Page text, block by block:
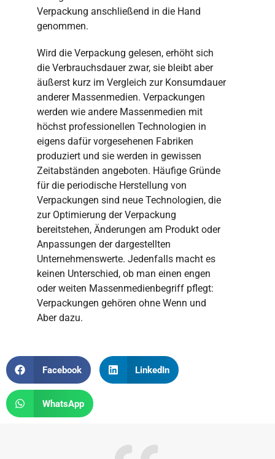
Verpackung anschließend in die Hand
genommen.
Wird die Verpackung gelesen, erhöht sich
die Verbrauchsdauer zwar, sie bleibt aber
äußerst kurz im Vergleich zur Konsumdauer
anderer Massenmedien. Verpackungen
werden wie andere Massenmedien mit
höchst professionellen Technologien in
eigens dafür vorgesehenen Fabriken
produziert und sie werden in gewissen
Zeitabständen angeboten. Häufige Gründe
für die periodische Herstellung von
Verpackungen sind neue Technologien, die
zur Optimierung der Verpackung
bereitstehen, Änderungen am Produkt oder
Anpassungen der dargestellten
Unternehmenswerte. Jedenfalls macht es
keinen Unterschied, ob man einen engen
oder weiten Massenmedienbegriff pflegt:
Verpackungen gehören ohne Wenn und
Aber dazu.
Facebook LinkedIn
WhatsApp